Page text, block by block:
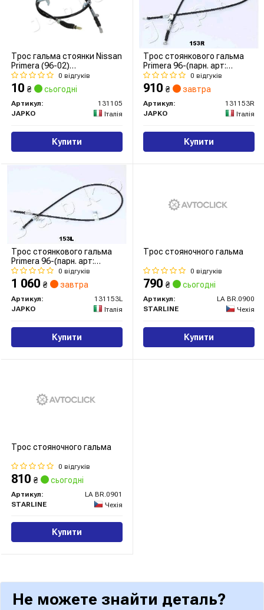
Трос гальма стоянки Nissan
Primera (96-02)
1620/1343мм (131105)
JAPKO
0 відгуків
10 ₴ сьогодні
Артикул:
131105
JAPKO
Італія
Купити
Трос стоянкового гальма
Primera 96-(парн. арт:
131153L), П. 0 відгуків
910 ₴ завтра
Артикул:
131153R
JAPKO
Італія
Купити
Трос стоянкового гальма
Primera 96-(парн. арт:
131153R), Л. 0 відгуків
1 060 ₴ завтра
Артикул:
131153L
JAPKO
Італія
Купити
Трос стояночного гальма
0 відгуків
790 ₴ сьогодні
Артикул:
LA BR.0900
STARLINE
Чехія
Купити
Трос стояночного гальма
0 відгуків
810 ₴ сьогодні
Артикул:
LA BR.0901
STARLINE
Чехія
Купити
Не можете знайти деталь?